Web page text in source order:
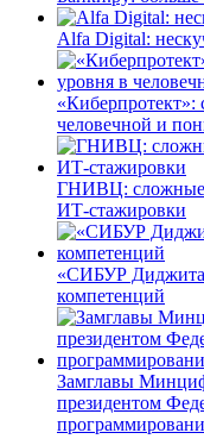
Alfa Digital:
«Киберпротект»:
человечной и
ГНИВЦ: сложные
ИТ‑стажировки
«СИБУР
компетенций
Замглавы
президентом